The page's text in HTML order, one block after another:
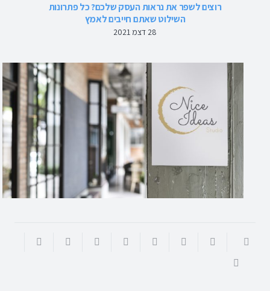
רוצים לשפר את נראות העסק שלכם? כל פתרונות
השילוט שאתם חייבים לאמץ
28 דצמ 2021